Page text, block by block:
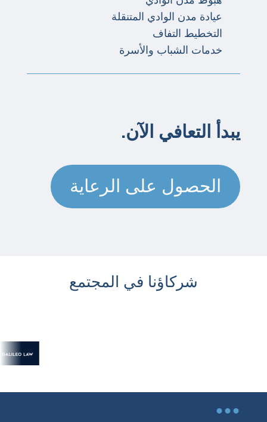
عيادة مدن الوادي المتنقلة
التخطيط التفاف
خدمات الشباب والأسرة
يبدأ التعافي الآن.
الحصول على الرعاية
شركاؤنا في المجتمع
...